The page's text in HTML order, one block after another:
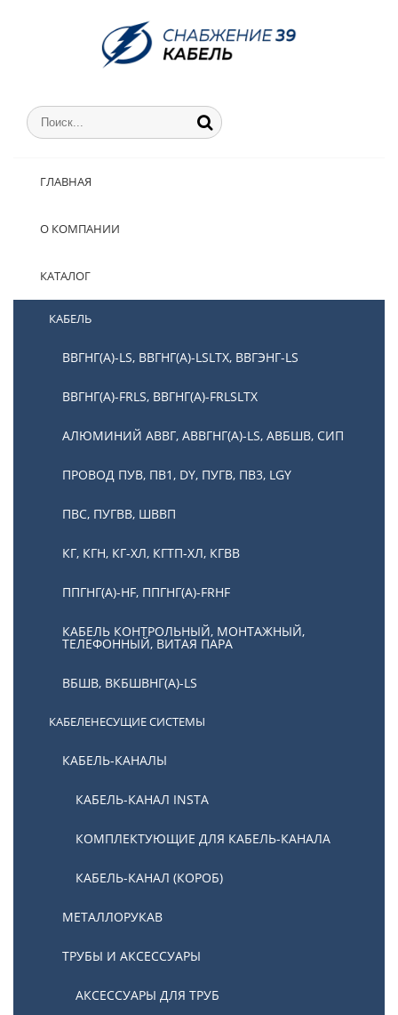
ГЛАВНАЯ
О КОМПАНИИ
КАТАЛОГ
КАБЕЛЬ
ВВГНГ(А)-LS, ВВГНГ(А)-LSLTX, ВВГЭНГ-LS
ВВГНГ(А)-FRLS, ВВГНГ(А)-FRLSLTX
АЛЮМИНИЙ АВВГ, АВВГНГ(А)-LS, АВБШВ, СИП
ПРОВОД ПУВ, ПВ1, DY, ПУГВ, ПВ3, LGY
ПВС, ПУГВВ, ШВВП
КГ, КГН, КГ-ХЛ, КГТП-ХЛ, КГВВ
ППГНГ(А)-HF, ППГНГ(А)-FRHF
КАБЕЛЬ КОНТРОЛЬНЫЙ, МОНТАЖНЫЙ,
ТЕЛЕФОННЫЙ, ВИТАЯ ПАРА
ВБШВ, ВКБШВНГ(А)-LS
КАБЕЛЕНЕСУЩИЕ СИСТЕМЫ
КАБЕЛЬ-КАНАЛЫ
КАБЕЛЬ-КАНАЛ INSTA
КОМПЛЕКТУЮЩИЕ ДЛЯ КАБЕЛЬ-КАНАЛА
КАБЕЛЬ-КАНАЛ (КОРОБ)
МЕТАЛЛОРУКАВ
ТРУБЫ И АКСЕССУАРЫ
АКСЕССУАРЫ ДЛЯ ТРУБ